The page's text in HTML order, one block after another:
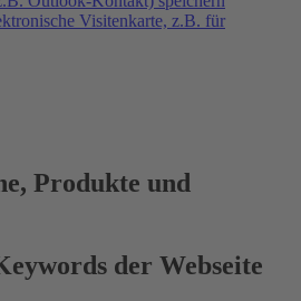
Visitenkarte, z.B. für
Produkte und
der Webseite